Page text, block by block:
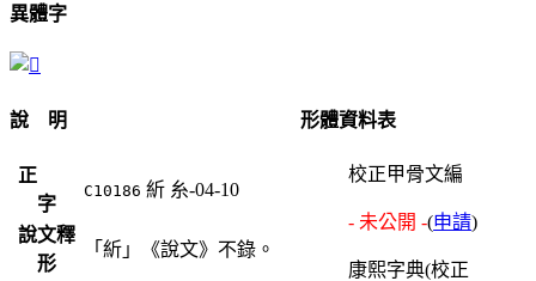
異體字
說 明
正
字
C10186 紤 糸-04-10
說文釋
形
「紤」《說文》不錄。
形體資料表
校正甲骨文編
- 未公開 -(申請)
康熙字典(校正